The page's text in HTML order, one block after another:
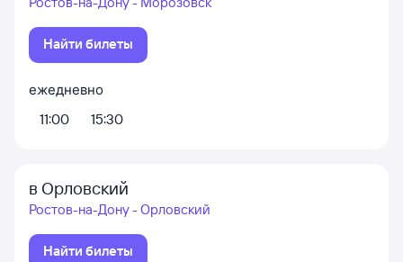
Найти билеты
ежедневно
11:00
15:30
в Орловский
Ростов-на-Дону - Орловский
Найти билеты